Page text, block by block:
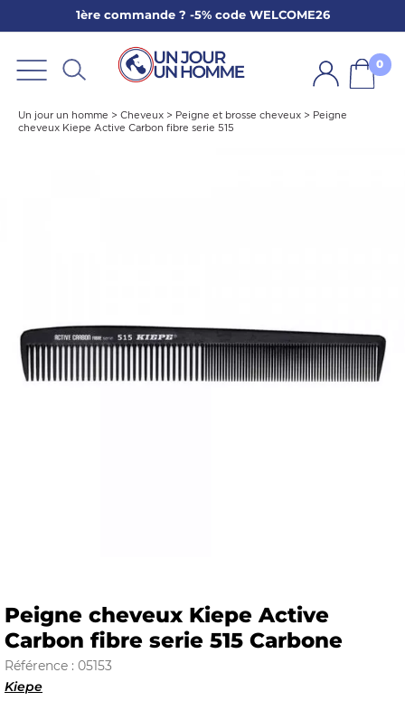
1ère commande ? -5% code WELCOME26
0
Un jour un homme > Cheveux > Peigne et brosse cheveux > Peigne
cheveux Kiepe Active Carbon fibre serie 515
Peigne cheveux Kiepe Active
Carbon fibre serie 515 Carbone
Référence : 05153
Kiepe